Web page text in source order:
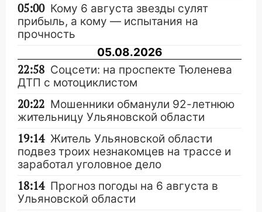
05:00 Кому 6 августа звезды сулят
прибыль, а кому — испытания на
прочность
05.08.2026
22:58 Соцсети: на проспекте Тюленева
ДТП с мотоциклистом
20:22 Мошенники обманули 92-летнюю
жительницу Ульяновской области
19:14 Житель Ульяновской области
подвез троих незнакомцев на трассе и
заработал уголовное дело
18:14 Прогноз погоды на 6 августа в
Ульяновской области